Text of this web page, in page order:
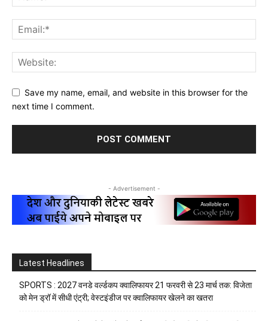
Save my name, email, and website in this browser for the
next time I comment.
- Advertisement -
Latest Headlines
SPORTS : 2027 वनडे वर्ल्डकप क्वालिफायर 21 फरवरी से 23 मार्च तक: विजेता
को मेन ड्रॉ में सीधी एंट्री; वेस्टइंडीज पर क्वालिफायर खेलने का खतरा